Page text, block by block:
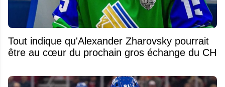
Tout indique qu'Alexander Zharovsky pourrait
être au cœur du prochain gros échange du CH